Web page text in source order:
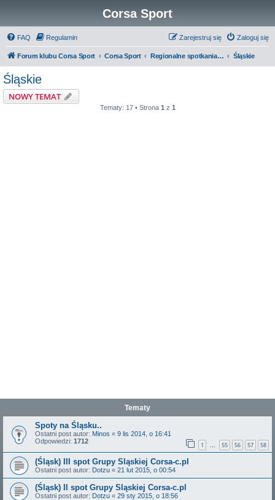
Corsa Sport
FAQ Regulamin Zaloguj się
Zarejestruj się
Forum klubu Corsa Sport Corsa Sport Regionalne spotkania oraz Zloty Śląskie
Śląskie
NOWY TEMAT
Tematy: 17 • Strona 1 z 1
Tematy
Spoty na Śląsku..
Ostatni post autor: Minos « 9 lis 2014, o 16:41
Odpowiedzi: 1712 1 … 55 56 57 58
(Śląsk) III spot Grupy Sląskiej Corsa-c.pl
Ostatni post autor: Dotzu « 21 lut 2015, o 00:54
(Śląsk) II spot Grupy Sląskiej Corsa-c.pl
Ostatni post autor: Dotzu « 29 sty 2015, o 18:56